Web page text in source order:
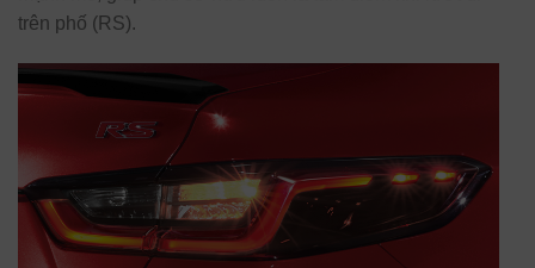
trên phố (RS).